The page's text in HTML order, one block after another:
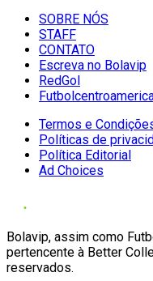
SOBRE NÓS
STAFF
CONTATO
Escreva no Bolavip
RedGol
Termos e
Políticas de
Política Editorial
Ad Choices
Bolavip, assim como
pertencente à Better
reservados.